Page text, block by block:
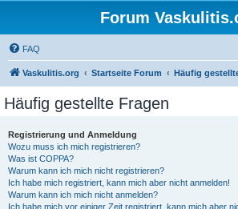
Forum
FAQ
Vaskulitis.org Startseite Forum Häufig
Häufig gestellte Fragen
Registrierung und Anmeldung
Wozu muss ich mich registrieren?
Was ist COPPA?
Warum kann ich mich nicht registrieren?
Ich habe mich registriert, kann mich aber nicht anmelden!
Warum kann ich mich nicht anmelden?
Ich habe mich vor einiger Zeit registriert, kann mich aber